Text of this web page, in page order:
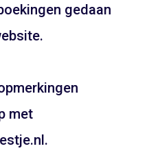
IN
OF KERST
Het kan allemaal!
71 85
gedaan
met